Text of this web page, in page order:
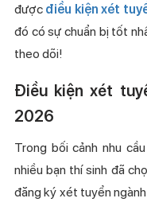
được điều kiện xét
đó có sự chuẩn bị tốt
theo dõi!
Điều kiện xét
2026
Trong bối cảnh nhu
nhiều bạn thí sinh đã
đăng ký xét tuyển ngành